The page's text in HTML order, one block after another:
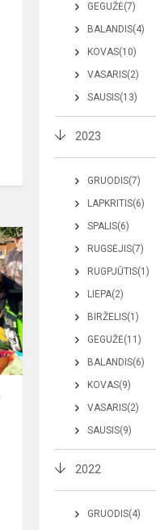
GEGUŽĖ(7)
BALANDIS(4)
KOVAS(10)
VASARIS(2)
SAUSIS(13)
2023
GRUODIS(7)
LAPKRITIS(6)
SPALIS(6)
RUGSĖJIS(7)
RUGPJŪTIS(1)
LIEPA(2)
BIRŽELIS(1)
GEGUŽĖ(11)
BALANDIS(6)
KOVAS(9)
VASARIS(2)
SAUSIS(9)
2022
GRUODIS(4)